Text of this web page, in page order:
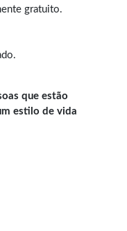
gratuito.
que estão
estilo de vida